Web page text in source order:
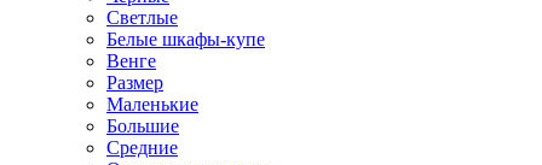
Светлые
Белые шкафы-купе
Венге
Размер
Маленькие
Большие
Средние